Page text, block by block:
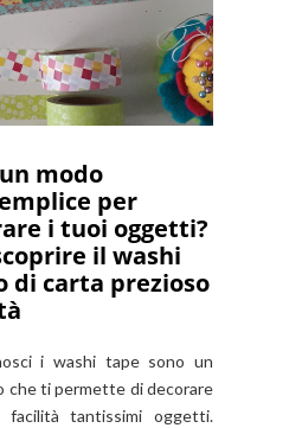
modo
per
i tuoi oggetti?
il washi
di carta prezioso
i washi tape sono un
che ti permette di decorare
facilità tantissimi oggetti.